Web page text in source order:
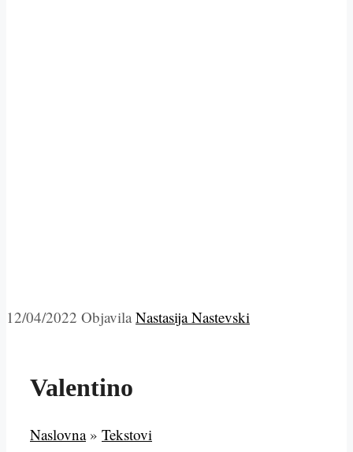
12/04/2022 Objavila Nastasija Nastevski
Valentino
Naslovna» Tekstovi